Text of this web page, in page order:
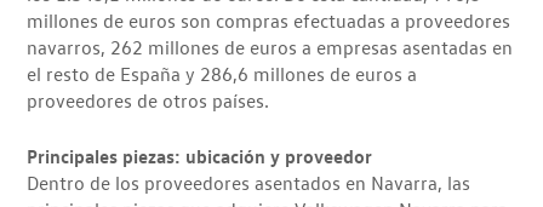
millones de euros son compras efectuadas a proveedores
navarros, 262 millones de euros a empresas asentadas en
el resto de España y 286,6 millones de euros a
proveedores de otros países.
Principales piezas: ubicación y proveedor
Dentro de los proveedores asentados en Navarra, las